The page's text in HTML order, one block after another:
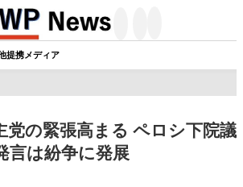
提携メディア
党の緊張高まる ペロシ下院議
言は紛争に発展